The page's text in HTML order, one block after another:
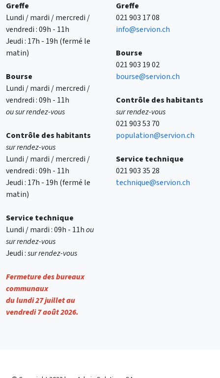
Greffe
Lundi / mardi / mercredi /
vendredi : 09h - 11h
Jeudi : 17h - 19h (fermé le
matin)
Bourse
Lundi / mardi / mercredi /
vendredi : 09h - 11h
ou sur rendez-vous
Contrôle des habitants
sur rendez-vous
Lundi / mardi / mercredi /
vendredi : 09h - 11h
Jeudi : 17h - 19h (fermé le
matin)
Service technique
Lundi / mardi : 09h - 11hou
sur rendez-vous
Jeudi :sur rendez-vous
Fermeture des bureaux
communaux
du lundi 27 juillet au
vendredi 7 août 2026.
Greffe
021 903 17 08
info@servion.ch
Bourse
021 903 19 02
bourse@servion.ch
Contrôle des habitants
sur rendez-vous
021 903 53 70
population@servion.ch
Service technique
021 903 35 28
technique@servion.ch